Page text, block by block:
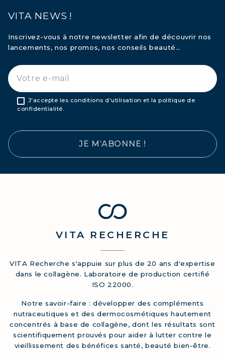
VITA NEWS !
Inscrivez-vous à notre newsletter afin de découvrir nos
lancements, nos promos, nos conseils beauté…
J'accepte les conditions d'utilisation et la politique de
confidentialité.
JE M’ABONNE !
VITA RECHERCHE
VITA Recherche s'appuie sur plus de 20 ans d'expertise
dans le collagène. Laboratoire de production certifié
ISO 22000.
Notre savoir-faire : développer des compléments
nutraceutiques et des dermocosmétiques hautement
concentrés à base de collagène, dont les résultats sont
scientifiquement prouvés pour aider à lutter contre le
vieillissement des bénéfices santé, beauté bien-être.